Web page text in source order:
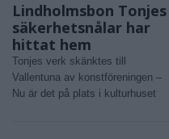
Lindholmsbon Tonjes
säkerhetsnålar har
hittat hem
Tonjes verk skänktes till
Vallentuna av konstföreningen –
Nu är det på plats i kulturhuset